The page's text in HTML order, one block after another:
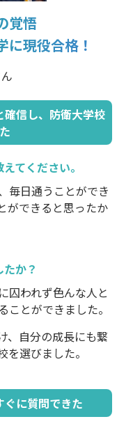
覚悟
に現役合格！
確信し、防衛大学校
てください。
毎日通うことができ
ができると思ったか
か？
囚われず色んな人と
とができました。
、自分の成長にも繋
選びました。
に質問できた